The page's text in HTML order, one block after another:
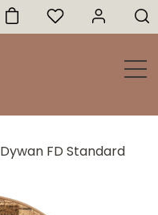
Dywan FD Standard